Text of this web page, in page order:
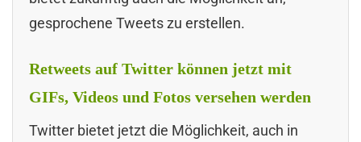
gesprochene Tweets zu erstellen.
Retweets auf Twitter können jetzt mit
GIFs, Videos und Fotos versehen werden
Twitter bietet jetzt die Möglichkeit, auch in